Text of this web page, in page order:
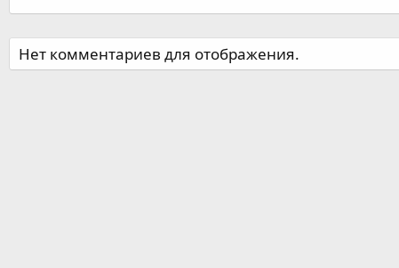
Нет комментариев для отображения.